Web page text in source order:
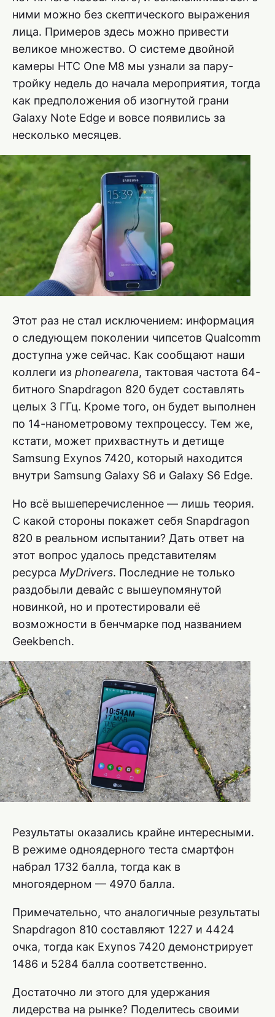
ними можно без скептического выражения
лица. Примеров здесь можно привести
великое множество. О системе двойной
камеры HTC One M8 мы узнали за пару-
тройку недель до начала мероприятия, тогда
как предположения об изогнутой грани
Galaxy Note Edge и вовсе появились за
несколько месяцев.
Этот раз не стал исключением: информация
о следующем поколении чипсетов Qualcomm
доступна уже сейчас. Как сообщают наши
коллеги из phonearena, тактовая частота 64-
битного Snapdragon 820 будет составлять
целых 3 ГГц. Кроме того, он будет выполнен
по 14-нанометровому техпроцессу. Тем же,
кстати, может прихвастнуть и детище
Samsung Exynos 7420, который находится
внутри Samsung Galaxy S6 и Galaxy S6 Edge.
Но всё вышеперечисленное — лишь теория.
С какой стороны покажет себя Snapdragon
820 в реальном испытании? Дать ответ на
этот вопрос удалось представителям
ресурса MyDrivers. Последние не только
раздобыли девайс с вышеупомянутой
новинкой, но и протестировали её
возможности в бенчмарке под названием
Geekbench.
Результаты оказались крайне интересными.
В режиме одноядерного теста смартфон
набрал 1732 балла, тогда как в
многоядерном — 4970 балла.
Примечательно, что аналогичные результаты
Snapdragon 810 составляют 1227 и 4424
очка, тогда как Exynos 7420 демонстрирует
1486 и 5284 балла соответственно.
Достаточно ли этого для удержания
лидерства на рынке? Поделитесь своими